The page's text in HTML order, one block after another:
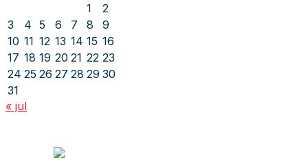
1
2
3
4 5 6 7 8
9
10 11 12 13 14 15 16
17 18 19 20 21 22 23
24 25 26 27 28 29 30
31
« jul